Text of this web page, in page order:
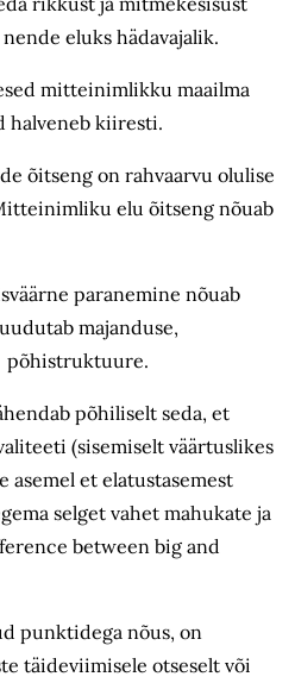
eluks hädavajalik.
mitteinimlikku maailma
halveneb kiiresti.
õitseng on rahvaarvu olulise
elu õitseng nõuab
paranemine nõuab
majanduse,
põhistruktuure.
põhiliselt seda, et
(sisemiselt väärtuslikes
asemel et elatustasemest
selget vahet mahukate ja
between big and
punktidega nõus, on
täideviimisele otseselt või